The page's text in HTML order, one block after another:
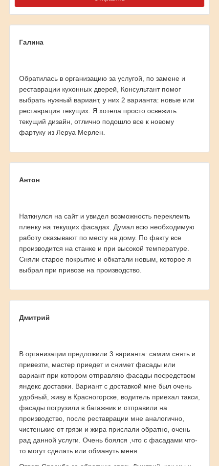
Галина
Обратилась в организацию за услугой, по замене и
реставрации кухонных дверей, Консультант помог
выбрать нужный вариант, у них 2 варианта: новые или
реставрация текущих. Я хотела просто освежить
текущий дизайн, отлично подошло все к новому
фартуку из Леруа Мерлен.
Антон
Наткнулся на сайт и увидел возможность переклеить
пленку на текущих фасадах. Думал всю необходимую
работу оказывают по месту на дому. По факту все
производится на станке и при высокой температуре.
Сняли старое покрытие и обкатали новым, которое я
выбрал при привозе на производство.
Дмитрий
В организации предложили 3 варианта: самим снять и
привезти, мастер приедет и снимет фасады или
вариант при котором отправляю фасады посредством
яндекс доставки. Вариант с доставкой мне был очень
удобный, живу в Красногорске, водитель приехал такси,
фасады погрузили в багажник и отправили на
производство, после реставрации мне аналогично,
чистенькие от грязи и жира прислали обратно, очень
рад данной услуги. Очень боялся ,что с фасадами что-
то могут сделать или обмануть меня.